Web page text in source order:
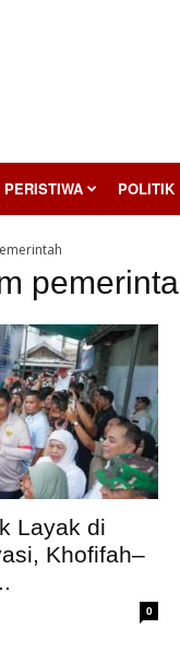
PERISTIWA POLITIK
Layak di
Khofifah–
0